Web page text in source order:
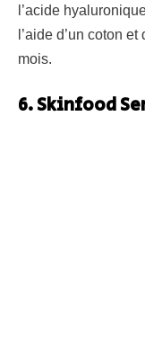
l’acide
l’aide d’un coton
mois.
6. Skinfood